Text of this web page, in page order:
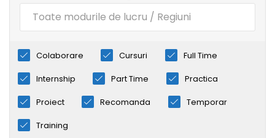
Colaborare Cursuri Full Time
Internship Part Time Practica
Proiect Recomanda Temporar
Training